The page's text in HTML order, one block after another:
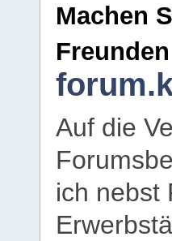
Machen
Auf die
ich nebst